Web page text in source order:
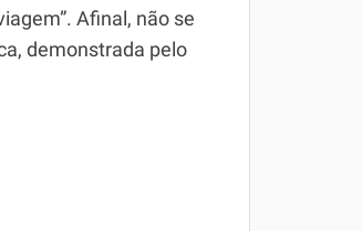
Afinal, não se
demonstrada pelo